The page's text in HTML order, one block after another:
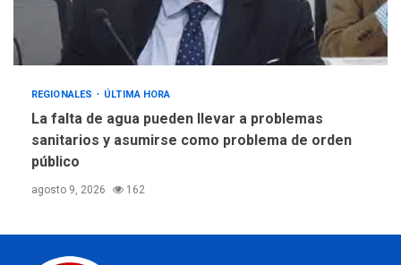
REGIONALES ÚLTIMA HORA
La falta de agua pueden llevar a problemas
sanitarios y asumirse como problema de orden
público
agosto 9, 2026 162